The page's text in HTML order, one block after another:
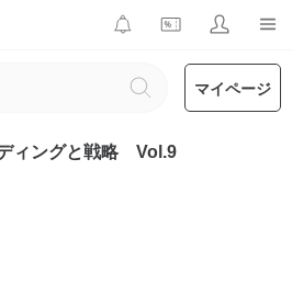
マイページ
ィングと戦略 Vol.9